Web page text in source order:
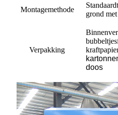
Montagemethode
grond
Verpakking
doos